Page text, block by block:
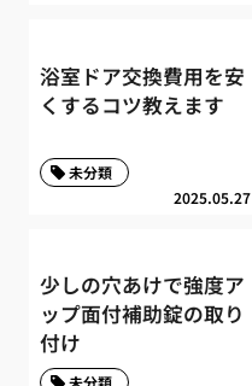
浴室ドア交換費用を安
くするコツ教えます
2025.05.27
未分類
少しの穴あけで強度ア
ップ面付補助錠の取り
付け